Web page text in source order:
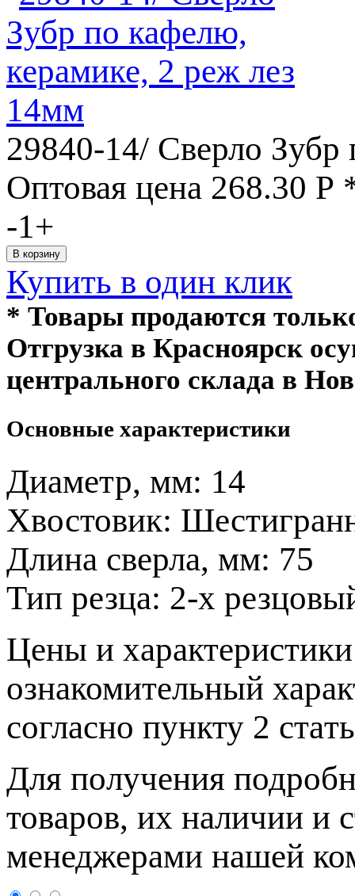
29840-14/ Сверло
Оптовая цена 268.30 Р
-1+
Купить в один клик
* Товары продаются
Отгрузка в Красноярск
центрального склада в
Основные характеристики
Диаметр, мм: 14
Хвостовик:
Длина сверла, мм: 75
Тип резца: 2-х
Цeны и
ознакомительный
согласно пункту 2
Для пoлучения
товaров, их нaличии и
менеджерами нашей